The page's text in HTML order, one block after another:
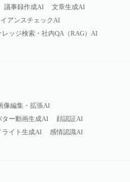
議事録作成AI
文章生成AI
アンスチェックAI
レッジ検索・社内QA（RAG）AI
像編集・拡張AI
ター動画生成AI
顔認証AI
ライト生成AI
感情認識AI